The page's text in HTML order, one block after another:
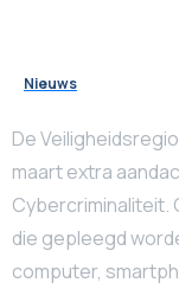
Nieuws
De
maart extra
Cybercriminaliteit.
die gepleegd
computer,